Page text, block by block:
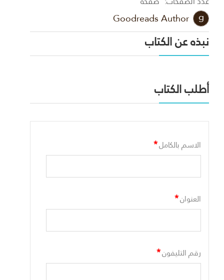
Goodreads Author
نبذه عن الكتاب
أطلب الكتاب
الاسم بالكامل*
العنوان*
رقم التليفون*